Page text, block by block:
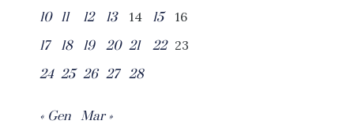
10
11 12 13 14 15
16
17
18 19 20 21 22 23
24 25 26 27 28
« Gen Mar »